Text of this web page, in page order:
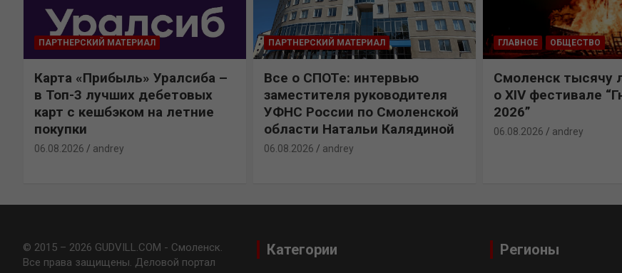
ПАРТНЕРСКИЙ МАТЕРИАЛ
Карта «Прибыль» Уралсиба –
в Топ-3 лучших дебетовых
карт с кешбэком на летние
покупки
06.08.2026 andrey
ПАРТНЕРСКИЙ МАТЕРИАЛ
Все о СПОТе: интервью
заместителя руководителя
УФНС России по Смоленской
области Натальи Калядиной
06.08.2026 andrey
ГЛАВНОЕ ОБЩЕСТВО
Смоленск тысячу
о XIV фестивале
2026”
06.08.2026 andrey
© 2015 – 2026 GUDVILL.COM - Смоленск.
Все права защищены. Деловой портал
Категории Регионы